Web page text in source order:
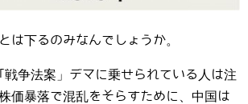
は下るのみなんでしょうか。
戦争法案」デマに乗せられている人は注
価暴落で混乱をそらすために、中国は